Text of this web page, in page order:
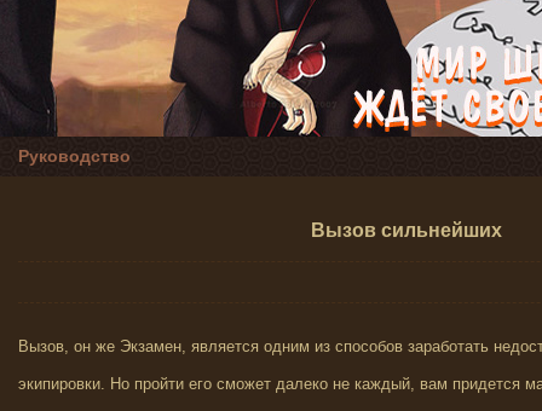
Руководство
Вызов сильнейших
Вызов, он же Экзамен, является одним из способов заработать
экипировки. Но пройти его сможет далеко не каждый, вам придется